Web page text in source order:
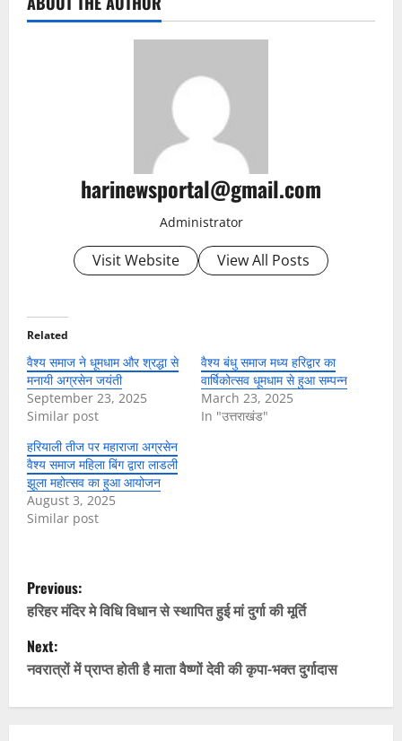
harinewsportal@gmail.com
Administrator
Visit Website View All Posts
Related
वैश्य समाज ने धूमधाम और श्रद्धा से
मनायी अग्रसेन जयंती
September 23, 2025
Similar post
वैश्य बंधु समाज मध्य हरिद्वार का
वार्षिकोत्सव धूमधाम से हुआ सम्पन्न
March 23, 2025
In "उत्तराखंड"
हरियाली तीज पर महाराजा अग्रसेन
वैश्य समाज महिला बिंग द्वारा लाडली
झूला महोत्सव का हुआ आयोजन
August 3, 2025
Similar post
P
o
s
Previous:
हरिहर मंदिर मे विधि विधान से स्थापित हुई मां दुर्गा की मूर्ति
Next:
नवरात्रों में प्राप्त होती है माता वैष्णों देवी की कृपा-भक्त दुर्गादास